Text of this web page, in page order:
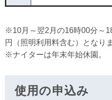
※10月～翌2月の16時00分～
円（照明利用料含む）となり
※ナイターは年末年始休園。
使用の申込み